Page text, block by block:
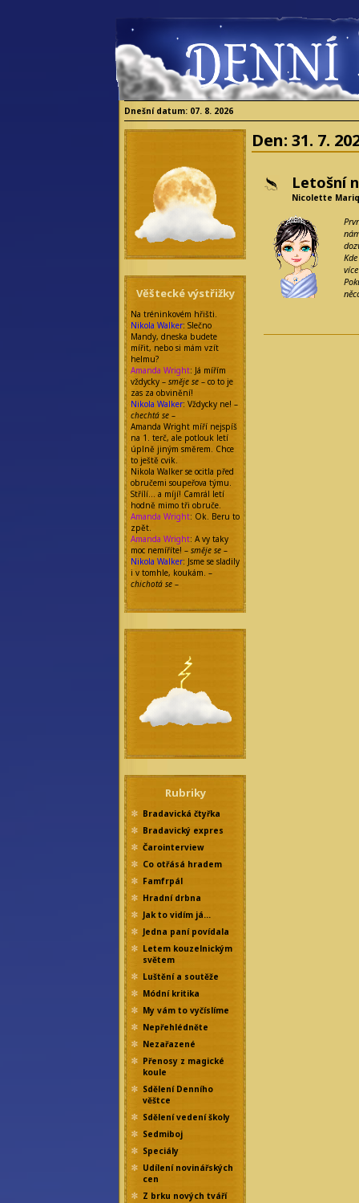
Dnešní datum: 07. 8. 2026
Věštecké výstřižky
Na tréninkovém hřišti.
Nikola Walker: Slečno
Mandy, dneska budete
mířit, nebo si mám vzít
helmu?
Amanda Wright: Já mířím
vždycky – směje se – co to je
zas za obvinění!
Nikola Walker: Vždycky ne! –
chechtá se –
Amanda Wright míří nejspíš
na 1. terč, ale potlouk letí
úplně jiným směrem. Chce
to ještě cvik.
Nikola Walker se ocitla před
obručemi soupeřova týmu.
Střílí… a míjí! Camrál letí
hodně mimo tři obruče.
Amanda Wright: Ok. Beru to
zpět.
Amanda Wright: A vy taky
moc nemíříte! – směje se –
Nikola Walker: Jsme se sladily
i v tomhle, koukám. –
chichotá se –
Rubriky
Bradavická čtyřka
Bradavický expres
Čarointerview
Co otřásá hradem
Famfrpál
Hradní drbna
Jak to vidím já…
Jedna paní povídala
Letem kouzelnickým
světem
Luštění a soutěže
Módní kritika
My vám to vyčíslíme
Nepřehlédněte
Nezařazené
Přenosy z magické
koule
Sdělení Denního
věštce
Sdělení vedení školy
Sedmiboj
Speciály
Udílení novinářských
cen
Z brku nových tváří
Den: 31. 7.
Letošní
Nicolette